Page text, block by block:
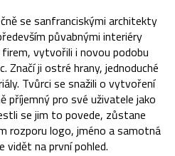
se sanfranciskými architekty
půvabnými interiéry
vytvořili i novou podobu
Značí ji ostré hrany, jednoduché
Tvůrci se snažili o vytvoření
příjemný pro své uživatele jako
se jim to povede, zůstane
rozporu logo, jméno a samotná
vidět na první pohled.